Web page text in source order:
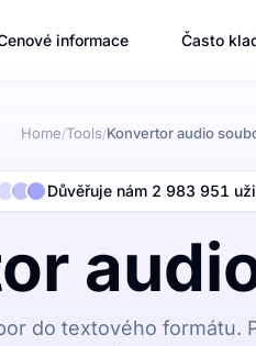
informace Často
Home/Tools/Konvertor audio
Důvěřuje nám 2 983 951
do textového formátu.